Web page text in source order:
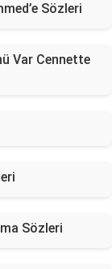
Sözleri
Var Cennette
Sözleri